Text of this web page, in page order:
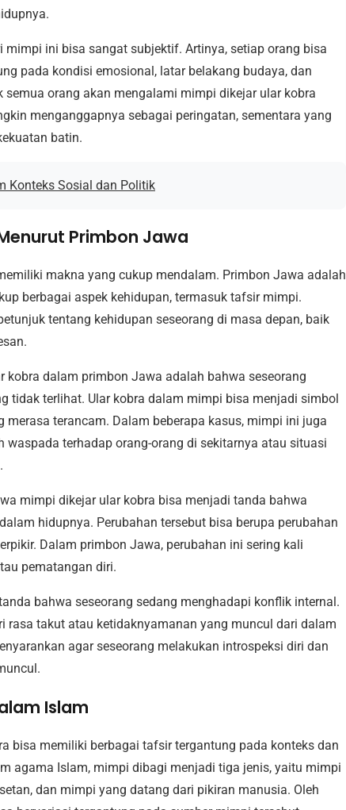
ini bisa sangat subjektif. Artinya, setiap orang bisa
pada kondisi emosional, latar belakang budaya, dan
orang akan mengalami mimpi dikejar ular kobra
menganggapnya sebagai peringatan, sementara yang
batin.
Konteks Sosial dan Politik
Primbon Jawa
makna yang cukup mendalam. Primbon Jawa adalah
berbagai aspek kehidupan, termasuk tafsir mimpi.
tentang kehidupan seseorang di masa depan, baik
dalam primbon Jawa adalah bahwa seseorang
tidak terlihat. Ular kobra dalam mimpi bisa menjadi simbol
terancam. Dalam beberapa kasus, mimpi ini juga
terhadap orang-orang di sekitarnya atau situasi
mimpi dikejar ular kobra bisa menjadi tanda bahwa
hidupnya. Perubahan tersebut bisa berupa perubahan
Dalam primbon Jawa, perubahan ini sering kali
pematangan diri.
bahwa seseorang sedang menghadapi konflik internal.
takut atau ketidaknyamanan yang muncul dari dalam
agar seseorang melakukan introspeksi diri dan
Islam
bisa memiliki berbagai tafsir tergantung pada konteks dan
agama Islam, mimpi dibagi menjadi tiga jenis, yaitu mimpi
dan mimpi yang datang dari pikiran manusia. Oleh